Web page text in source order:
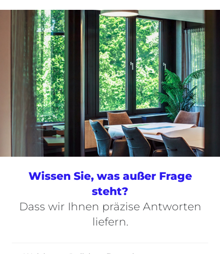
Wissen Sie, was außer Frage
steht?
Dass wir Ihnen präzise Antworten
liefern.